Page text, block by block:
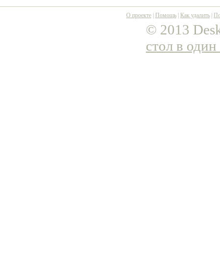
О проекте Помощь Как удалить
© 2013
стол в